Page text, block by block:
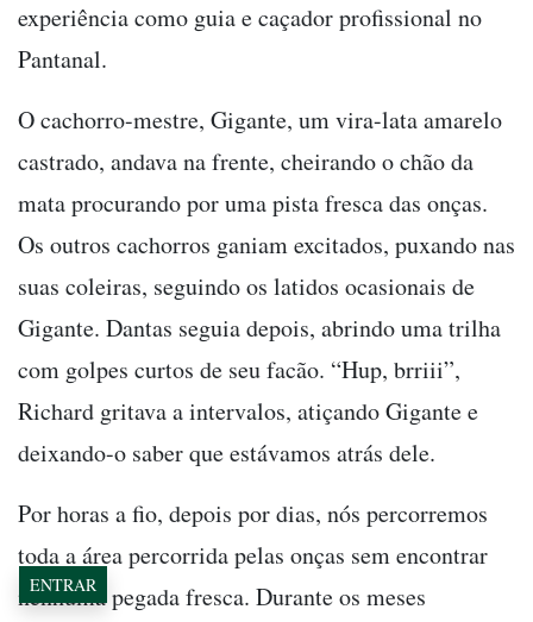
experiência como guia e caçador profissional no
Pantanal.
O cachorro-mestre, Gigante, um vira-lata amarelo
castrado, andava na frente, cheirando o chão da
mata procurando por uma pista fresca das onças.
Os outros cachorros ganiam excitados, puxando nas
suas coleiras, seguindo os latidos ocasionais de
Gigante. Dantas seguia depois, abrindo uma trilha
com golpes curtos de seu facão. “Hup, brriii”,
Richard gritava a intervalos, atiçando Gigante e
deixando-o saber que estávamos atrás dele.
Por horas a fio, depois por dias, nós percorremos
toda a área percorrida pelas onças sem encontrar
nenhuma pegada fresca. Durante os meses
ENTRAR